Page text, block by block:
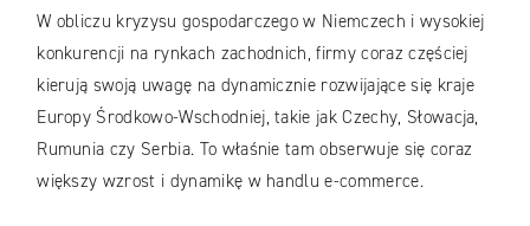
W obliczu kryzysu gospodarczego w Niemczech i wysokiej
konkurencji na rynkach zachodnich, firmy coraz częściej
kierują swoją uwagę na dynamicznie rozwijające się kraje
Europy Środkowo-Wschodniej, takie jak Czechy, Słowacja,
Rumunia czy Serbia. To właśnie tam obserwuje się coraz
większy wzrost i dynamikę w handlu e-commerce.